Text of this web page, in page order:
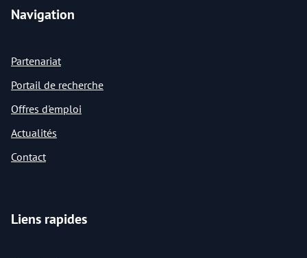
Navigation
Partenariat
Portail de recherche
Offres d'emploi
Actualités
Contact
Liens rapides